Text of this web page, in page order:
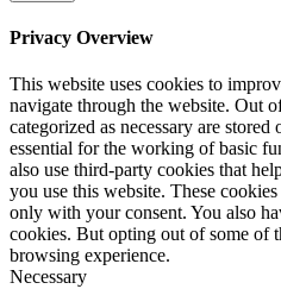
Privacy Overview
This website uses cookies to
navigate through the website. Out
categorized as necessary are
essential for the working of basic
also use third-party cookies that
you use this website. These
only with your consent. You also
cookies. But opting out of some of
browsing experience.
Necessary